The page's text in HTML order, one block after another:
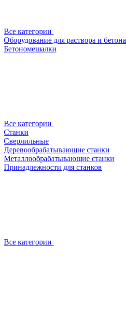
Все категории
Оборудование для раствора и бетона
Бетономешалки
Все категории
Станки
Сверлильные
Деревообрабатывающие станки
Металлообрабатывающие станки
Принадлежности для станков
Все категории